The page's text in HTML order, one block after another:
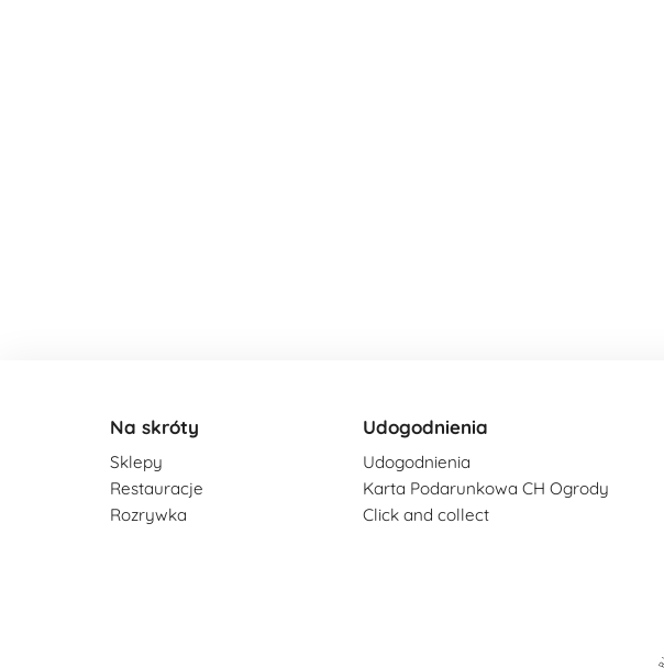
Na skróty
Sklepy
Restauracje
Rozrywka
Udogodnienia
Udogodnienia
Karta Podarunkowa CH Ogrody
Click and collect